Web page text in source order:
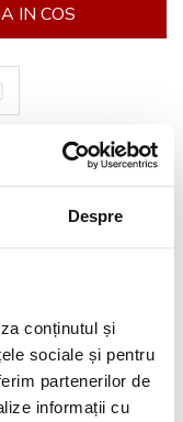
Despre
conținutul și
sociale și pentru
partenerilor de
informații cu
IN COS